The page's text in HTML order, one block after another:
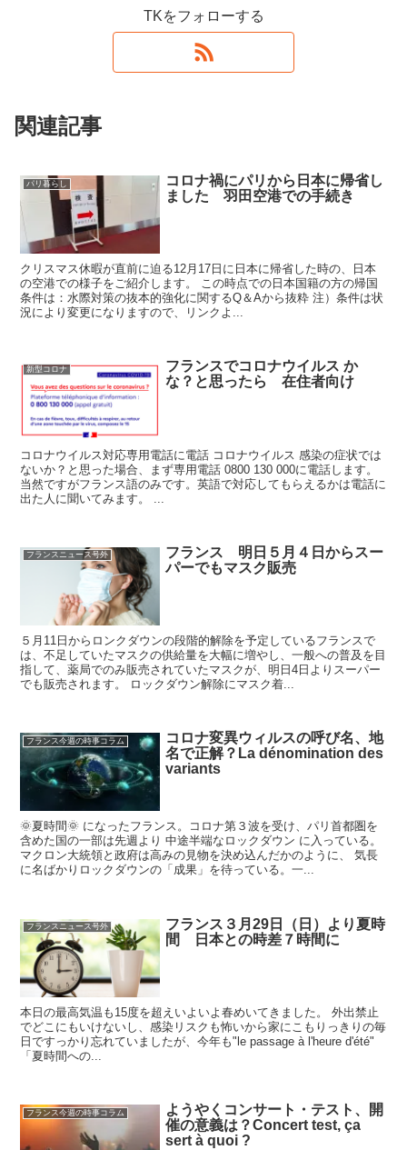
TKをフォローする
関連記事
パリ暮らし
コロナ禍にパリから日本に帰省し
ました 羽田空港での手続き
クリスマス休暇が直前に迫る12月17日に日本に帰省した時の、日本
の空港での様子をご紹介します。 この時点での日本国籍の方の帰国
条件は：水際対策の抜本的強化に関するQ＆Aから抜粋 注）条件は状
況により変更になりますので、リンクよ...
新型コロナ
フランスでコロナウイルス か
な？と思ったら 在住者向け
コロナウイルス対応専用電話に電話 コロナウイルス 感染の症状では
ないか？と思った場合、まず専用電話 0800 130 000に電話します。
当然ですがフランス語のみです。英語で対応してもらえるかは電話に
出た人に聞いてみます。 ...
フランスニュース号外
フランス 明日５月４日からスー
パーでもマスク販売
５月11日からロンクダウンの段階的解除を予定しているフランスで
は、不足していたマスクの供給量を大幅に増やし、一般への普及を目
指して、薬局でのみ販売されていたマスクが、明日4日よりスーパー
でも販売されます。 ロックダウン解除にマスク着...
フランス今週の時事コラム
コロナ変異ウィルスの呼び名、地
名で正解？La dénomination des
variants
🌞夏時間🌞 になったフランス。コロナ第３波を受け、パリ首都圏を
含めた国の一部は先週より 中途半端なロックダウン に入っている。
マクロン大統領と政府は高みの見物を決め込んだかのように、 気長
に名ばかりロックダウンの「成果」を待っている。一...
フランスニュース号外
フランス３月29日（日）より夏時
間 日本との時差７時間に
本日の最高気温も15度を超えいよいよ春めいてきました。 外出禁止
でどこにもいけないし、感染リスクも怖いから家にこもりっきりの毎
日ですっかり忘れていましたが、今年も"le passage à l'heure d'été"
「夏時間への...
フランス今週の時事コラム
ようやくコンサート・テスト、開
催の意義は？Concert test, ça
sert à quoi ?